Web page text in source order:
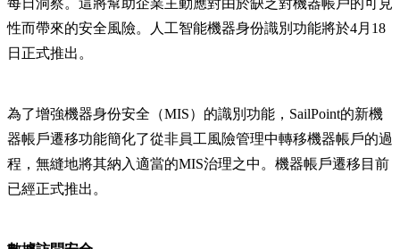
每日洞察。這將幫助企業主動應對由於缺乏對機器帳戶的可見
性而帶來的安全風險。人工智能機器身份識別功能將於4月18
日正式推出。
為了增強機器身份安全（MIS）的識別功能，SailPoint的新機
器帳戶遷移功能簡化了從非員工風險管理中轉移機器帳戶的過
程，無縫地將其納入適當的MIS治理之中。機器帳戶遷移目前
已經正式推出。